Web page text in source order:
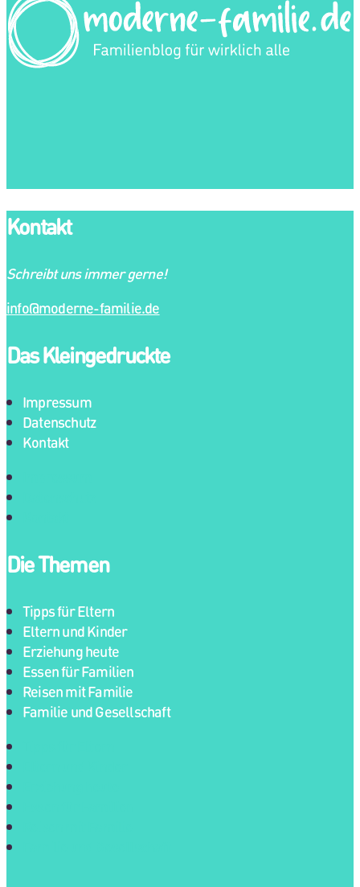
Kontakt
Schreibt uns immer gerne!
info@moderne-familie.de
Das Kleingedruckte
Impressum
Datenschutz
Kontakt
Die Themen
Tipps für Eltern
Eltern und Kinder
Erziehung heute
Essen für Familien
Reisen mit Familie
Familie und Gesellschaft